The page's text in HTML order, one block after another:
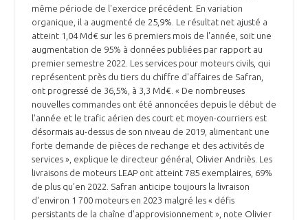
même période de l'exercice précédent. En variation
organique, il a augmenté de 25,9%. Le résultat net ajusté a
atteint 1,04 Md€ sur les 6 premiers mois de l'année, soit une
augmentation de 95% à données publiées par rapport au
premier semestre 2022. Les services pour moteurs civils, qui
représentent près du tiers du chiffre d'affaires de Safran,
ont progressé de 36,5%, à 3,3 Md€. « De nombreuses
nouvelles commandes ont été annoncées depuis le début de
l'année et le trafic aérien des court et moyen-courriers est
désormais au-dessus de son niveau de 2019, alimentant une
forte demande de pièces de rechange et des activités de
services », explique le directeur général, Olivier Andriès. Les
livraisons de moteurs LEAP ont atteint 785 exemplaires, 69%
de plus qu’en 2022. Safran anticipe toujours la livraison
d'environ 1 700 moteurs en 2023 malgré les « défis
persistants de la chaîne d'approvisionnement », note Olivier